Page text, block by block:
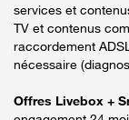
services et
TV et contenus
raccordement
nécessaire
Offres Livebox +